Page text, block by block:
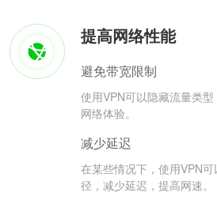
提高网络性能
避免带宽限制
使用VPN可以隐藏流量类
网络体验。
减少延迟
在某些情况下，使用VPN
径，减少延迟，提高网速。